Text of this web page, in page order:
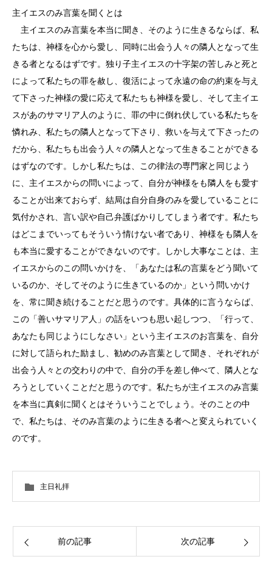
主イエスのみ言葉を聞くとは
主イエスのみ言葉を本当に聞き、そのように生きるならば、私
たちは、神様を心から愛し、同時に出会う人々の隣人となって生
きる者となるはずです。独り子主イエスの十字架の苦しみと死と
によって私たちの罪を赦し、復活によって永遠の命の約束を与え
て下さった神様の愛に応えて私たちも神様を愛し、そして主イエ
スがあのサマリア人のように、罪の中に倒れ伏している私たちを
憐れみ、私たちの隣人となって下さり、救いを与えて下さったの
だから、私たちも出会う人々の隣人となって生きることができる
はずなのです。しかし私たちは、この律法の専門家と同じよう
に、主イエスからの問いによって、自分が神様をも隣人をも愛す
ることが出来ておらず、結局は自分自身のみを愛していることに
気付かされ、言い訳や自己弁護ばかりしてしまう者です。私たち
はどこまでいってもそういう情けない者であり、神様をも隣人を
も本当に愛することができないのです。しかし大事なことは、主
イエスからのこの問いかけを、「あなたは私の言葉をどう聞いて
いるのか、そしてそのように生きているのか」という問いかけ
を、常に聞き続けることだと思うのです。具体的に言うならば、
この「善いサマリア人」の話をいつも思い起しつつ、「行って、
あなたも同じようにしなさい」という主イエスのお言葉を、自分
に対して語られた励まし、勧めのみ言葉として聞き、それぞれが
出会う人々との交わりの中で、自分の手を差し伸べて、隣人とな
ろうとしていくことだと思うのです。私たちが主イエスのみ言葉
を本当に真剣に聞くとはそういうことでしょう。そのことの中
で、私たちは、そのみ言葉のように生きる者へと変えられていく
のです。
主日礼拝
前の記事 次の記事